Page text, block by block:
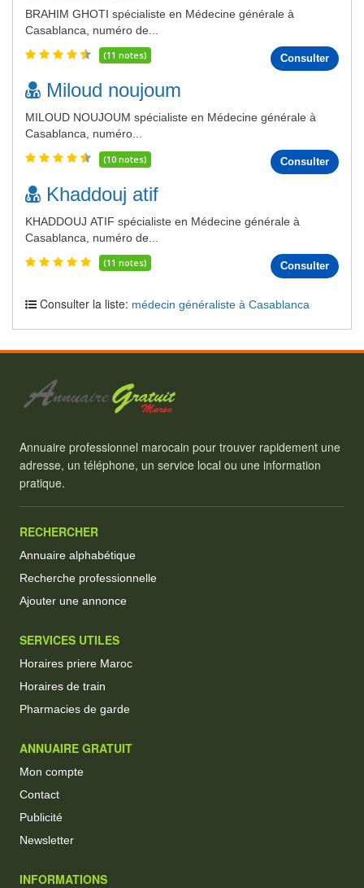
BRAHIM GHOTI spécialiste en Médecine générale à
Casablanca, numéro de...
(11 notes) Consulter
Miloud noujoum
MILOUD NOUJOUM spécialiste en Médecine générale à
Casablanca, numéro...
(10 notes) Consulter
Khaddouj atif
KHADDOUJ ATIF spécialiste en Médecine générale à
Casablanca, numéro de...
(11 notes) Consulter
Consulter la liste: médecin généraliste à Casablanca
Annuaire professionnel marocain pour trouver rapidement une
adresse, un téléphone, un service local ou une information
pratique.
RECHERCHER
Annuaire alphabétique
Recherche professionnelle
Ajouter une annonce
SERVICES UTILES
Horaires priere Maroc
Horaires de train
Pharmacies de garde
ANNUAIRE GRATUIT
Mon compte
Contact
Publicité
Newsletter
INFORMATIONS